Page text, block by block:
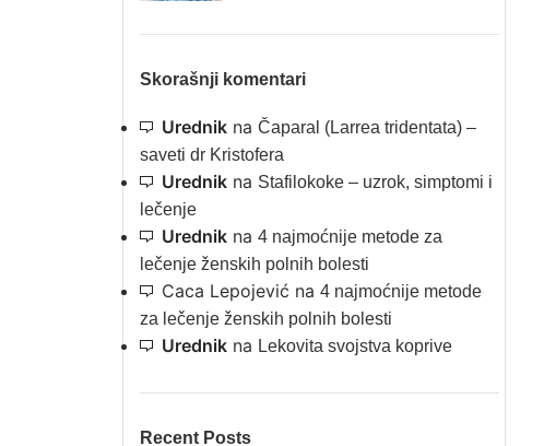
Skorašnji komentari
Urednikna Čaparal (Larrea tridentata) –
saveti dr Kristofera
Urednikna Stafilokoke – uzrok, simptomi i
lečenje
Urednikna 4 najmoćnije metode za
lečenje ženskih polnih bolesti
Caca Lepojević na 4 najmoćnije metode
za lečenje ženskih polnih bolesti
Urednikna Lekovita svojstva koprive
Recent Posts